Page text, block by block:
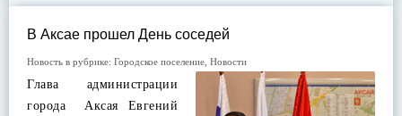
В Аксае прошел День соседей
Новость в рубрике: Городское поселение Новости
Глава администрации
города Аксая Евгений